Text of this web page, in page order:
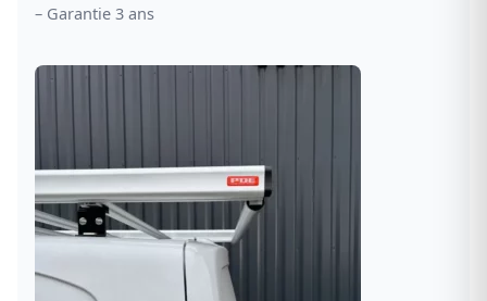
– Garantie 3 ans